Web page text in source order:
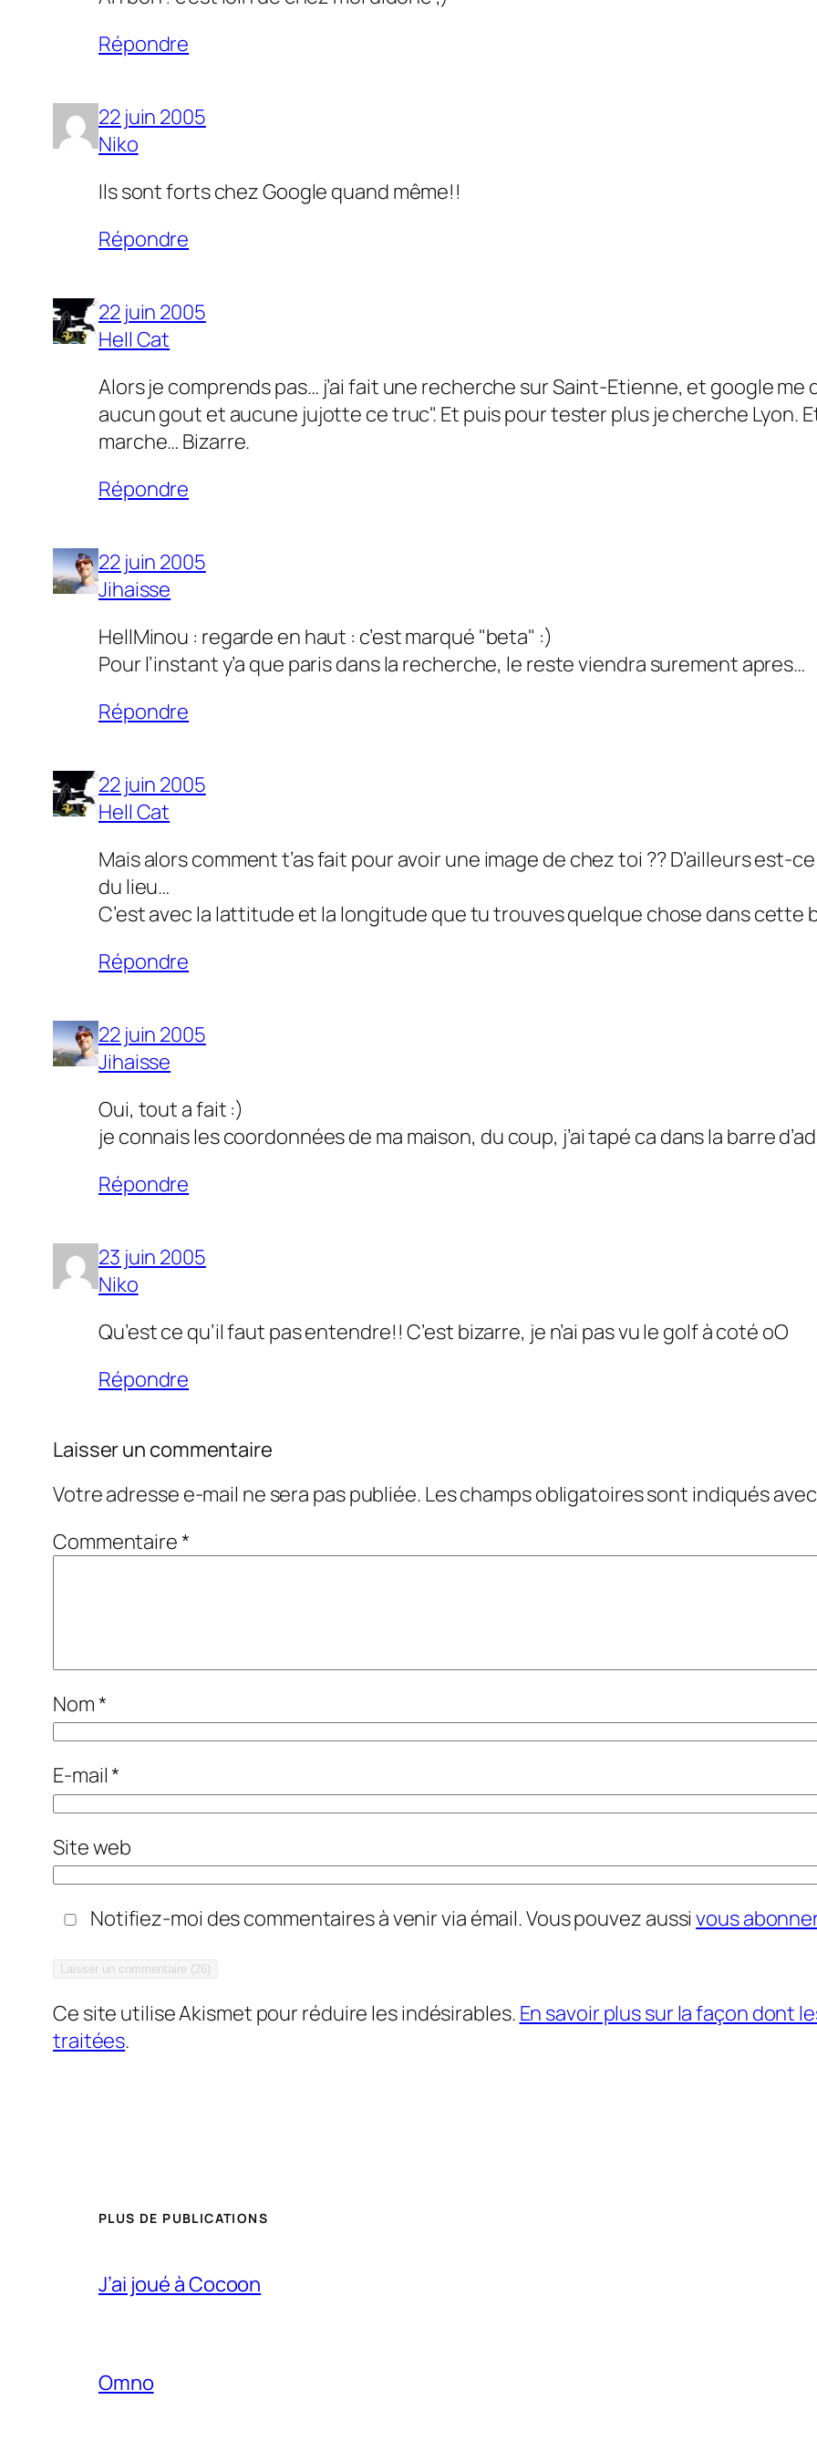
Répondre
22 juin 2005
Niko
Ils sont forts chez Google quand même!!
Répondre
22 juin 2005
Hell Cat
Alors je comprends pas… j’ai fait une recherche sur Saint-Etienne, et google me
aucun gout et aucune jujotte ce truc". Et puis pour tester plus je cherche Lyon.
marche… Bizarre.
Répondre
22 juin 2005
Jihaisse
HellMinou : regarde en haut : c’est marqué "beta" :)
Pour l’instant y’a que paris dans la recherche, le reste viendra surement apres…
Répondre
22 juin 2005
Hell Cat
Mais alors comment t’as fait pour avoir une image de chez toi ?? D’ailleurs est-
du lieu…
C’est avec la lattitude et la longitude que tu trouves quelque chose dans cette
Répondre
22 juin 2005
Jihaisse
Oui, tout a fait :)
je connais les coordonnées de ma maison, du coup, j’ai tapé ca dans la barre
Répondre
23 juin 2005
Niko
Qu’est ce qu’il faut pas entendre!! C’est bizarre, je n’ai pas vu le golf à coté oO
Répondre
Laisser un commentaire
Votre adresse e-mail ne sera pas publiée. Les champs obligatoires sont indiqués
Commentaire*
Nom*
E-mail*
Site web
Notifiez-moi des commentaires à venir via émail. Vous pouvez aussivous
Ce site utilise Akismet pour réduire les indésirables. En savoir plus sur la façon dont
traitées.
PLUS DE PUBLICATIONS
J’ai joué à Cocoon
Omno